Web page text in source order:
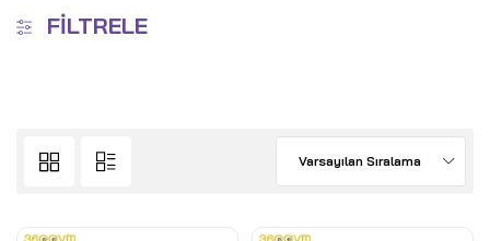
FILTRELE
Varsayılan Sıralama